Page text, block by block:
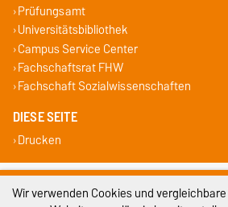
Prüfungsamt
Universitätsbibliothek
Campus Service Center
Fachschaftsrat FHW
Fachschaft Sozialwissenschaften
DIESE SEITE
Drucken
Impressum
Wir verwenden Cookies und